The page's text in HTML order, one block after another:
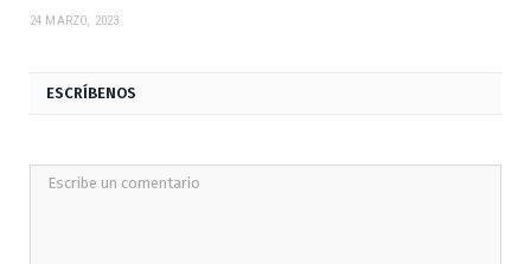
24 MARZO, 2023
ESCRÍBENOS